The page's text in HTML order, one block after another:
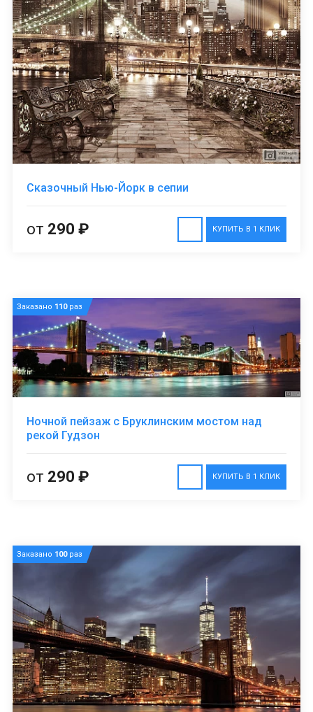
Сказочный Нью-Йорк в сепии
КУПИТЬ В 1 КЛИК
от 290 ₽
Заказано 110раз
Ночной пейзаж с Бруклинским мостом над
рекой Гудзон
КУПИТЬ В 1 КЛИК
от 290 ₽
Заказано 100раз